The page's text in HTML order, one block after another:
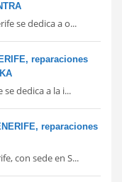
se dedica a o...
reparaciones
se dedica a la i...
reparaciones
con sede en S...